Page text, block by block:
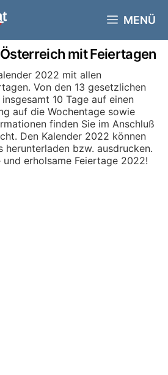
MENÜ
mit Feiertagen
2022 mit allen
Von den 13 gesetzlichen
10 Tage auf einen
auf die Wochentage sowie
finden Sie im Anschluß
Den Kalender 2022 können
herunterladen bzw. ausdrucken.
erholsame Feiertage 2022!